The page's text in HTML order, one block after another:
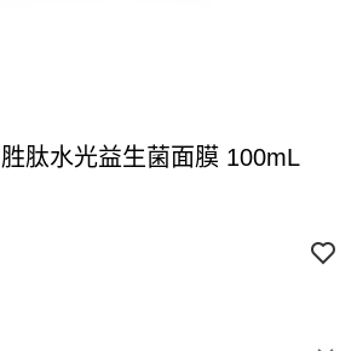
胜肽水光益生菌面膜 100mL